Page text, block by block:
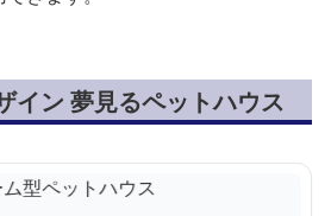
イン 夢見るペットハウス